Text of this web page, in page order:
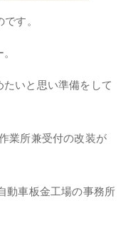
す。
いと思い準備をして
業所兼受付の改装が
動車板金工場の事務所